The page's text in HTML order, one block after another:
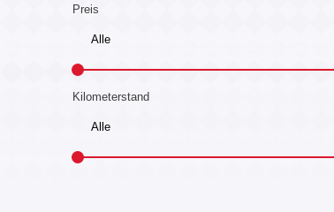
Preis
Kilometerstand